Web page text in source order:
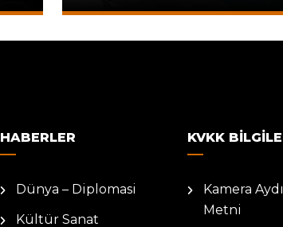
HABERLER
Dünya – Diplomasi
Kültür Sanat
KVKK
Kamera
Metni